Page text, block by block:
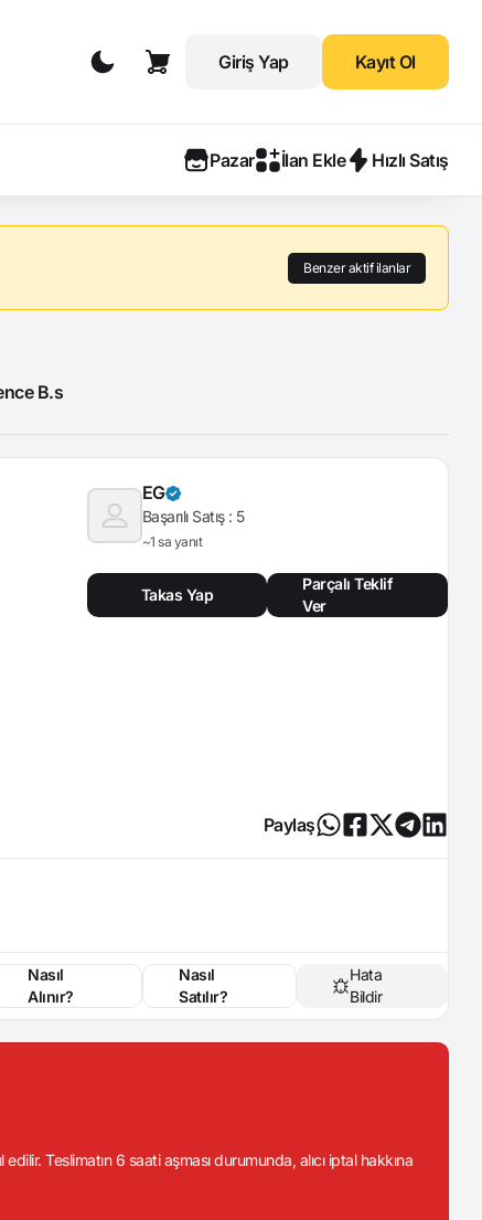
Giriş Yap Kayıt Ol
Pazar İlan Ekle Hızlı Satış
Benzer aktif ilanlar
B.s
EG
Başarılı Satış : 5
~1 sa yanıt
Takas Yap
Parçalı Teklif
Ver
Paylaş
Nasıl
Alınır?
Nasıl
Satılır?
Hata
Bildir
Teslimatın 6 saati aşması durumunda, alıcı iptal hakkına